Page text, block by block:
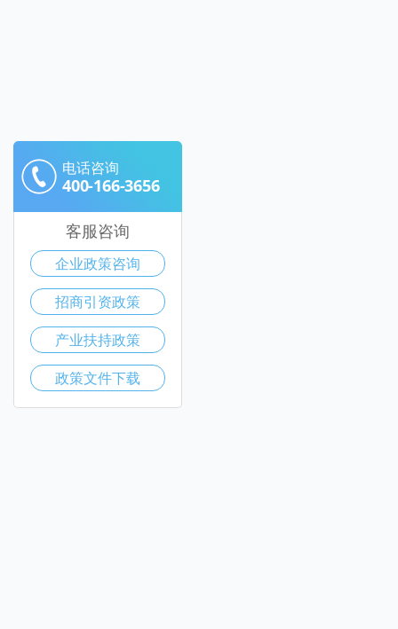
电话咨询
400-166-3656
客服咨询
企业政策咨询
招商引资政策
产业扶持政策
政策文件下载